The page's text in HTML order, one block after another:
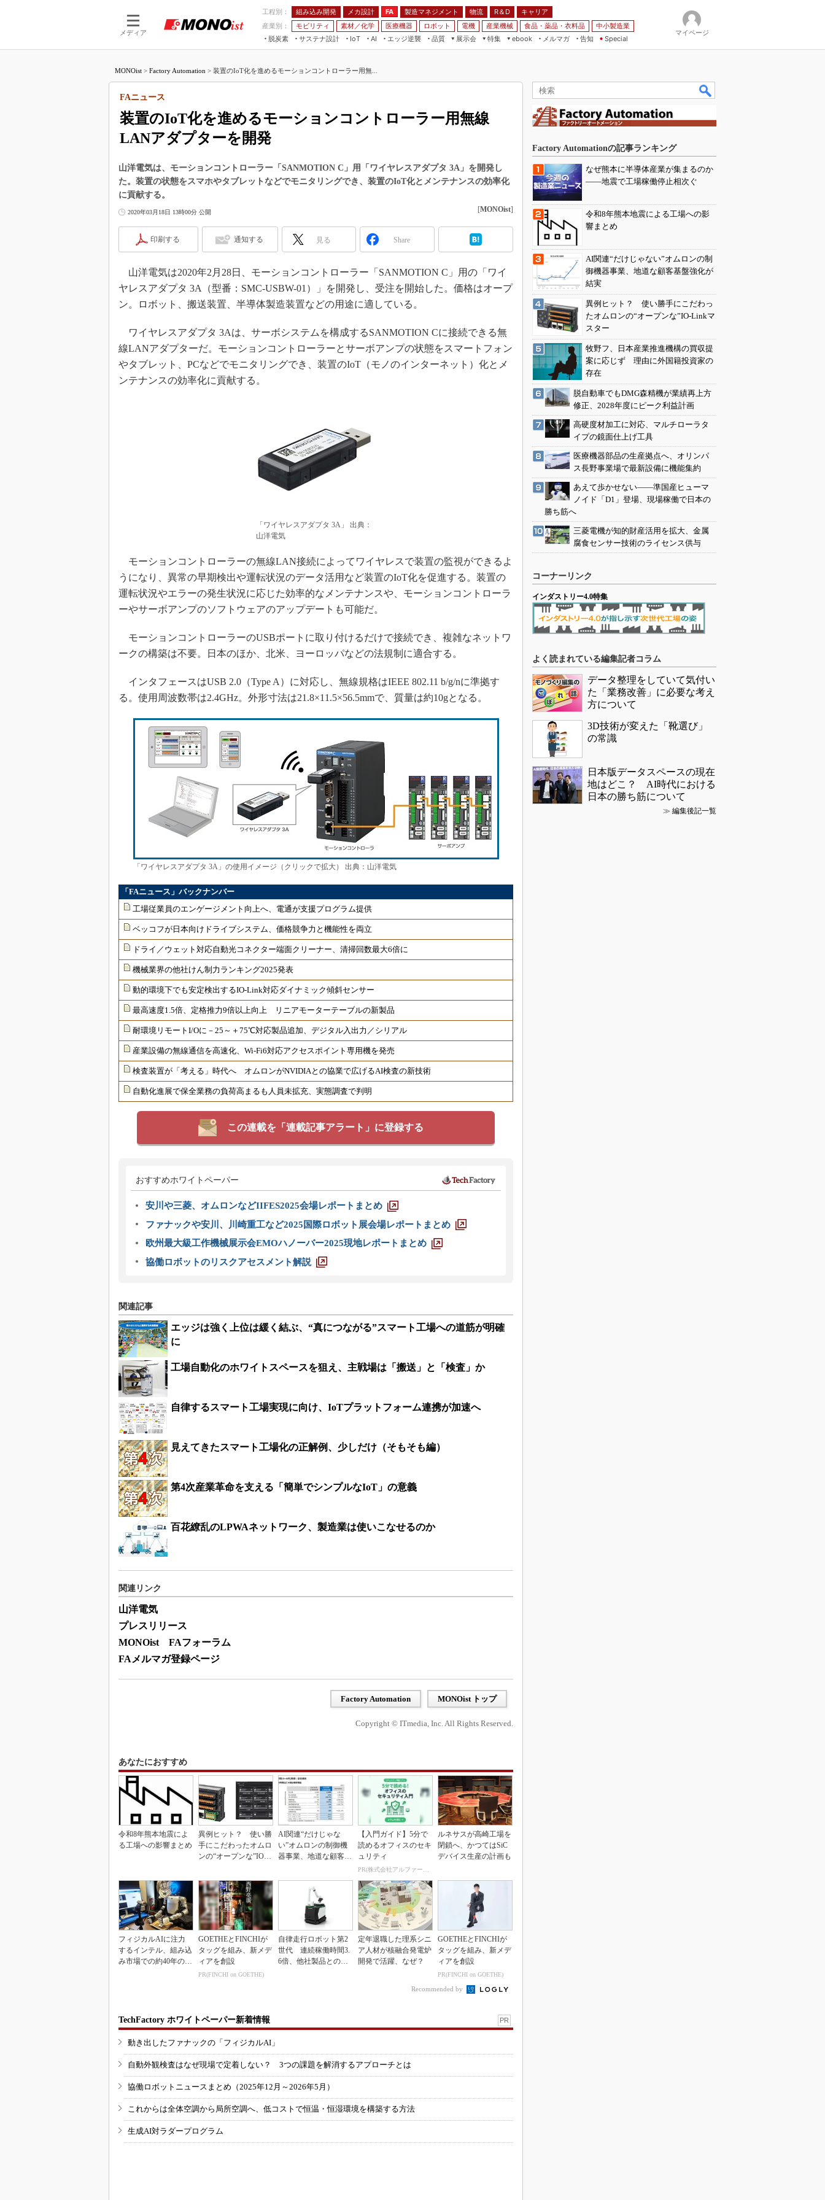
メディア
工程別： 組み込み開発 メカ設計 FA 製造マネジメント 物流 R＆D
キャリア
産業別：
モビリティ 素材／化学 医療機器 ロボット 電機 産業機械 食品・薬品・衣料品
中小製造業
脱炭素
サステナ設計
IoT
つながる工場
AI
AI×設備保全
エッジ逆襲 品質
展示会
JIMTOF
IIFES
TECHNO-FRONTIER
EdgeTech+
日本ものづくりワールド
AUTOMOTIVE WORLD
産業オープンネット展
特集
つながるクルマ
組み込み画像技術
組み込みモデリング
ISO26262
デジタルツインとCAE
インダストリー4.0
イノベーション
知財マネジメント
ebook
メルマガ
告知 Special
マイページ
MONOist > Factory Automation > 装置のIoT化を進めるモーションコントローラー用無...
装置のIoT化を進めるモーションコントローラー用無線
LANアダプターを開発
FAニュース
山洋電気は、モーションコントローラー「SANMOTION C」用「ワイヤレスアダプタ 3A」を開発し
た。装置の状態をスマホやタブレットなどでモニタリングでき、装置のIoT化とメンテナンスの効率化
に貢献する。
2020年03月18日 13時00分 公開 [MONOist]
印刷する 通知する 見る Share
山洋電気は2020年2月28日、モーションコントローラー「SANMOTION C」用の「ワイ
ヤレスアダプタ 3A（型番：SMC-USBW-01）」を開発し、受注を開始した。価格はオープ
ン。ロボット、搬送装置、半導体製造装置などの用途に適している。
ワイヤレスアダプタ 3Aは、サーボシステムを構成するSANMOTION Cに接続できる無
線LANアダプターだ。モーションコントローラーとサーボアンプの状態をスマートフォン
やタブレット、PCなどでモニタリングでき、装置のIoT（モノのインターネット）化とメ
ンテナンスの効率化に貢献する。
「ワイヤレスアダプタ 3A」 出典：
山洋電気
モーションコントローラーの無線LAN接続によってワイヤレスで装置の監視ができるよ
うになり、異常の早期検出や運転状況のデータ活用など装置のIoT化を促進する。装置の
運転状況やエラーの発生状況に応じた効率的なメンテナンスや、モーションコントローラ
ーやサーボアンプのソフトウェアのアップデートも可能だ。
モーションコントローラーのUSBポートに取り付けるだけで接続でき、複雑なネットワ
ークの構築は不要。日本のほか、北米、ヨーロッパなどの法規制に適合する。
インタフェースはUSB 2.0（Type A）に対応し、無線規格はIEEE 802.11 b/g/nに準拠す
る。使用周波数帯は2.4GHz。外形寸法は21.8×11.5×56.5mmで、質量は約10gとなる。
「ワイヤレスアダプタ 3A」の使用イメージ（クリックで拡大） 出典：山洋電気
「FAニュース」バックナンバー
工場従業員のエンゲージメント向上へ、電通が支援プログラム提供
ベッコフが日本向けドライブシステム、価格競争力と機能性を両立
ドライ／ウェット対応自動光コネクター端面クリーナー、清掃回数最大6倍に
機械業界の他社けん制力ランキング2025発表
動的環境下でも安定検出するIO-Link対応ダイナミック傾斜センサー
最高速度1.5倍、定格推力9倍以上向上 リニアモーターテーブルの新製品
耐環境リモートI/Oに－25～＋75℃対応製品追加、デジタル入出力／シリアル
産業設備の無線通信を高速化、Wi-Fi6対応アクセスポイント専用機を発売
検査装置が「考える」時代へ オムロンがNVIDIAとの協業で広げるAI検査の新技術
自動化進展で保全業務の負荷高まるも人員未拡充、実態調査で判明
この連載を「連載記事アラート」に登録する
おすすめホワイトペーパー
安川や三菱、オムロンなどIIFES2025会場レポートまとめ
ファナックや安川、川崎重工など2025国際ロボット展会場レポートまとめ
欧州最大級工作機械展示会EMOハノーバー2025現地レポートまとめ
協働ロボットのリスクアセスメント解説
関連記事
エッジは強く上位は緩く結ぶ、“真につながる”スマート工場への道筋が明確
に
工場自動化のホワイトスペースを狙え、主戦場は「搬送」と「検査」か
自律するスマート工場実現に向け、IoTプラットフォーム連携が加速へ
見えてきたスマート工場化の正解例、少しだけ（そもそも編）
第4次産業革命を支える「簡単でシンプルなIoT」の意義
百花繚乱のLPWAネットワーク、製造業は使いこなせるのか
関連リンク
山洋電気
プレスリリース
MONOist FAフォーラム
FAメルマガ登録ページ
Factory Automation MONOist トップ
Copyright © ITmedia, Inc. All Rights Reserved.
あなたにおすすめ
令和8年熊本地震によ
る工場への影響まとめ
異例ヒット？ 使い勝
手にこだわったオムロ
ンの“オープンな”IO-L
AI関連“だけじゃな
い”オムロンの制御機
器事業、地道な顧客基
【入門ガイド】5分で
読めるオフィスのセキ
ュリティ
PR(株式会社アルファーテクノ)
ルネサスが高崎工場を
閉鎖へ、かつてはSiC
デバイス生産の計画も
フィジカルAIに注力
するインテル、組み込
み市場での約40年の実
GOETHEとFINCHIが
タッグを組み、新メデ
ィアを創設
PR(FINCHI on GOETHE)
自律走行ロボット第2
世代 連続稼働時間3.
6倍、他社製品との連
定年退職した理系シニ
ア人材が核融合発電炉
開発で活躍、なぜ？
GOETHEとFINCHIが
タッグを組み、新メデ
ィアを創設
PR(FINCHI on GOETHE)
Recommended by
TechFactory ホワイトペーパー新着情報 PR
動き出したファナックの「フィジカルAI」
自動外観検査はなぜ現場で定着しない？ 3つの課題を解消するアプローチとは
協働ロボットニュースまとめ（2025年12月～2026年5月）
これからは全体空調から局所空調へ、低コストで恒温・恒湿環境を構築する方法
生成AI対ラダープログラム
Factory Automationの記事ランキング
なぜ熊本に半導体産業が集まるのか
――地震で工場稼働停止相次ぐ
令和8年熊本地震による工場への影
響まとめ
AI関連“だけじゃない”オムロンの制
御機器事業、地道な顧客基盤強化が
結実
異例ヒット？ 使い勝手にこだわっ
たオムロンの“オープンな”IO-Linkマ
スター
牧野フ、日本産業推進機構の買収提
案に応じず 理由に外国籍投資家の
存在
脱自動車でもDMG森精機が業績再上方
修正、2028年度にピーク利益計画
高硬度材加工に対応、マルチローラタ
イプの鏡面仕上げ工具
医療機器部品の生産拠点へ、オリンパ
ス長野事業場で最新設備に機能集約
あえて歩かせない――準国産ヒューマ
ノイド「D1」登場、現場稼働で日本の
勝ち筋へ
三菱電機が知的財産活用を拡大、金属
腐食センサー技術のライセンス供与
コーナーリンク
インダストリー4.0特集
よく読まれている編集記者コラム
データ整理をしていて気付い
た「業務改善」に必要な考え
方について
3D技術が変えた「靴選び」
の常識
日本版データスペースの現在
地はどこ？ AI時代における
日本の勝ち筋について
≫ 編集後記一覧